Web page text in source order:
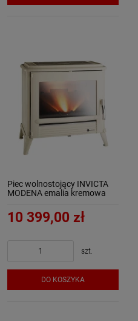
Piec wolnostojący INVICTA
MODENA emalia kremowa
10 399,00 zł
szt.
DO KOSZYKA